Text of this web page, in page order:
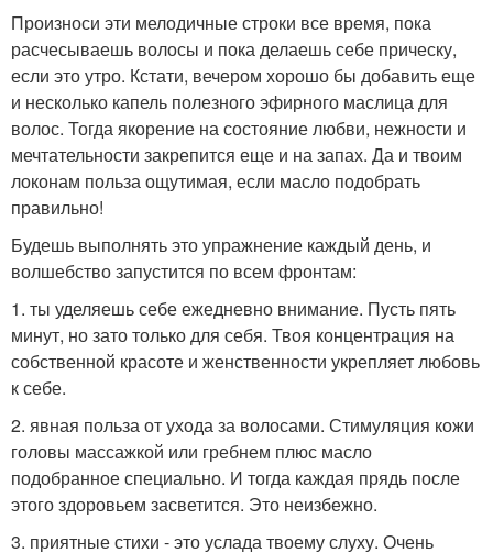
Произноси эти мелодичные строки все время, пока
расчесываешь волосы и пока делаешь себе прическу,
если это утро. Кстати, вечером хорошо бы добавить еще
и несколько капель полезного эфирного маслица для
волос. Тогда якорение на состояние любви, нежности и
мечтательности закрепится еще и на запах. Да и твоим
локонам польза ощутимая, если масло подобрать
правильно!
Будешь выполнять это упражнение каждый день, и
волшебство запустится по всем фронтам:
1. ты уделяешь себе ежедневно внимание. Пусть пять
минут, но зато только для себя. Твоя концентрация на
собственной красоте и женственности укрепляет любовь
к себе.
2. явная польза от ухода за волосами. Стимуляция кожи
головы массажкой или гребнем плюс масло
подобранное специально. И тогда каждая прядь после
этого здоровьем засветится. Это неизбежно.
3. приятные стихи - это услада твоему слуху. Очень